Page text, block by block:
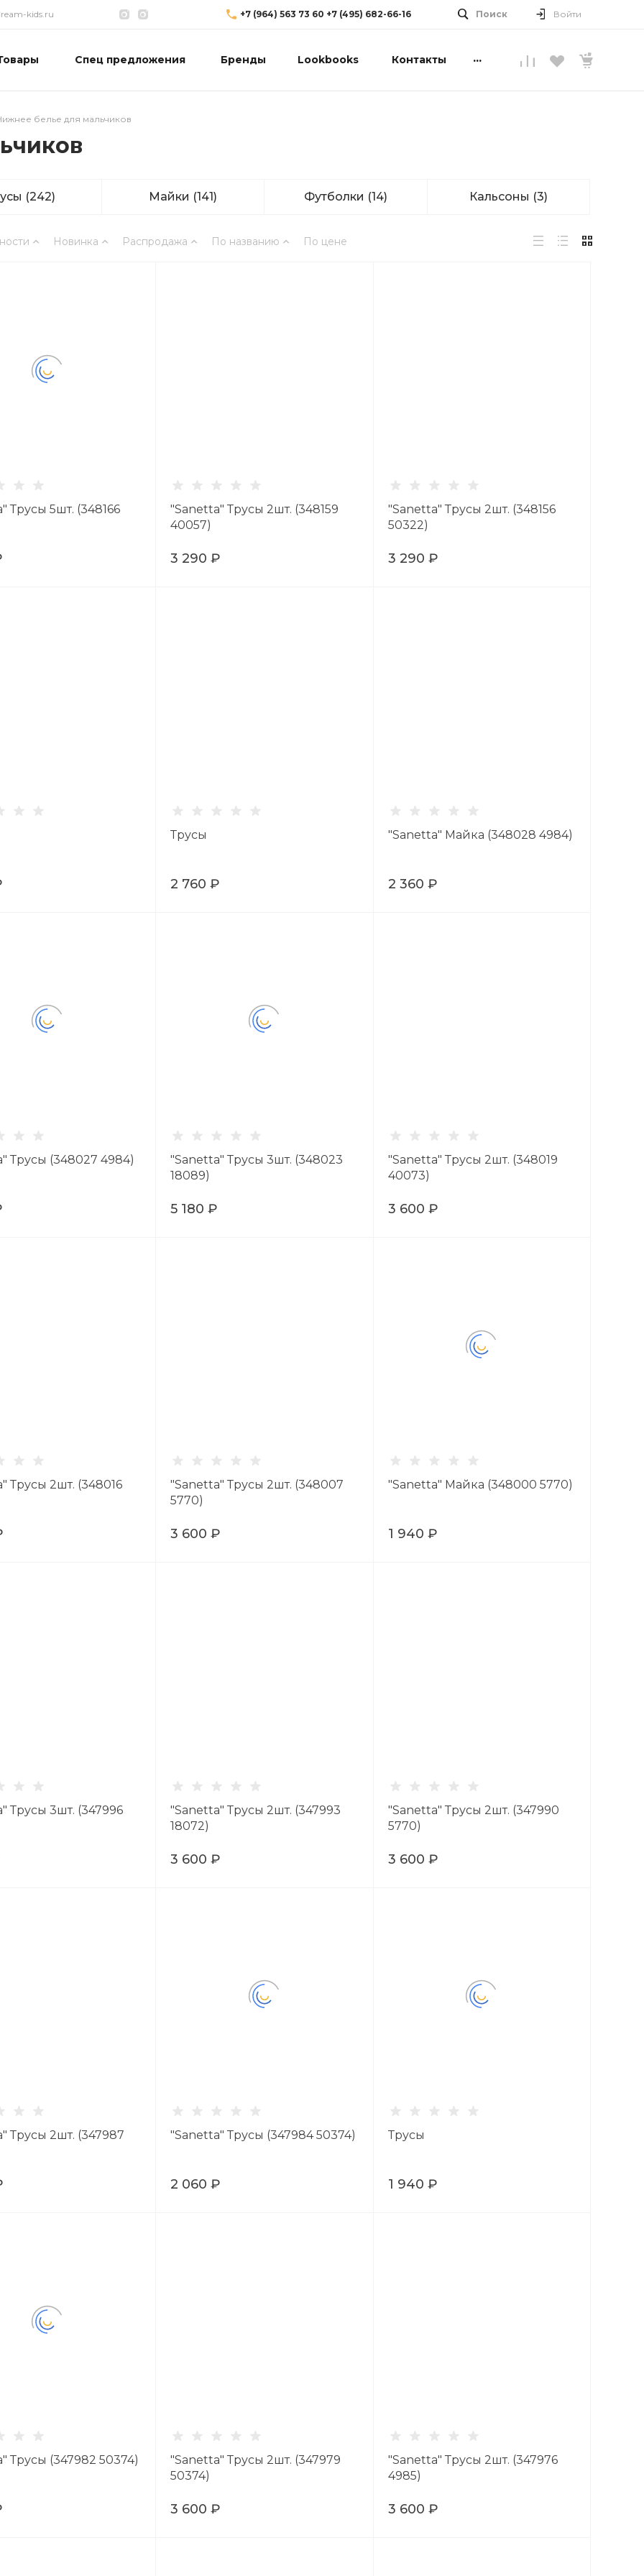
kids.ru +7 (964) 563 73 60 +7 (495) 682-66-16 Поиск Войти
Спец предложения Бренды Lookbooks Контакты ...
белье для мальчиков
(242) Майки (141) Футболки (14) Кальсоны (3)
Новинка Распродажа По названию По цене
Трусы 5шт. (348166
"Sanetta" Трусы 2шт. (348159
40057)
3 290 ₽
"Sanetta" Трусы 2шт. (348156
50322)
3 290 ₽
Трусы
2 760 ₽
"Sanetta" Майка (348028 4984)
2 360 ₽
Трусы (348027 4984)
"Sanetta" Трусы 3шт. (348023
18089)
5 180 ₽
"Sanetta" Трусы 2шт. (348019
40073)
3 600 ₽
Трусы 2шт. (348016
"Sanetta" Трусы 2шт. (348007
5770)
3 600 ₽
"Sanetta" Майка (348000 5770)
1 940 ₽
Трусы 3шт. (347996
"Sanetta" Трусы 2шт. (347993
18072)
3 600 ₽
"Sanetta" Трусы 2шт. (347990
5770)
3 600 ₽
Трусы 2шт. (347987
"Sanetta" Трусы (347984 50374)
2 060 ₽
Трусы
1 940 ₽
Трусы (347982 50374)
"Sanetta" Трусы 2шт. (347979
50374)
3 600 ₽
"Sanetta" Трусы 2шт. (347976
4985)
3 600 ₽